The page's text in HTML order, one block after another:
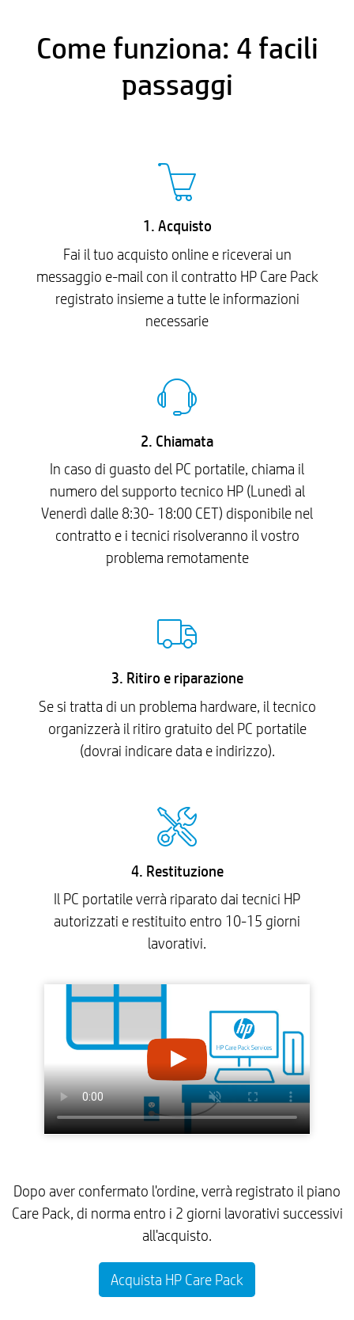
Come funziona: 4 facili
passaggi
1. Acquisto
Fai il tuo acquisto online e riceverai un
messaggio e-mail con il contratto HP Care Pack
registrato insieme a tutte le informazioni
necessarie
2. Chiamata
In caso di guasto del PC portatile, chiama il
numero del supporto tecnico HP (Lunedì al
Venerdì dalle 8:30- 18:00 CET) disponibile nel
contratto e i tecnici risolveranno il vostro
problema remotamente
3. Ritiro e riparazione
Se si tratta di un problema hardware, il tecnico
organizzerà il ritiro gratuito del PC portatile
(dovrai indicare data e indirizzo).
4. Restituzione
Il PC portatile verrà riparato dai tecnici HP
autorizzati e restituito entro 10-15 giorni
lavorativi.
Dopo aver confermato l'ordine, verrà registrato il piano
Care Pack, di norma entro i 2 giorni lavorativi successivi
all'acquisto.
Acquista HP Care Pack